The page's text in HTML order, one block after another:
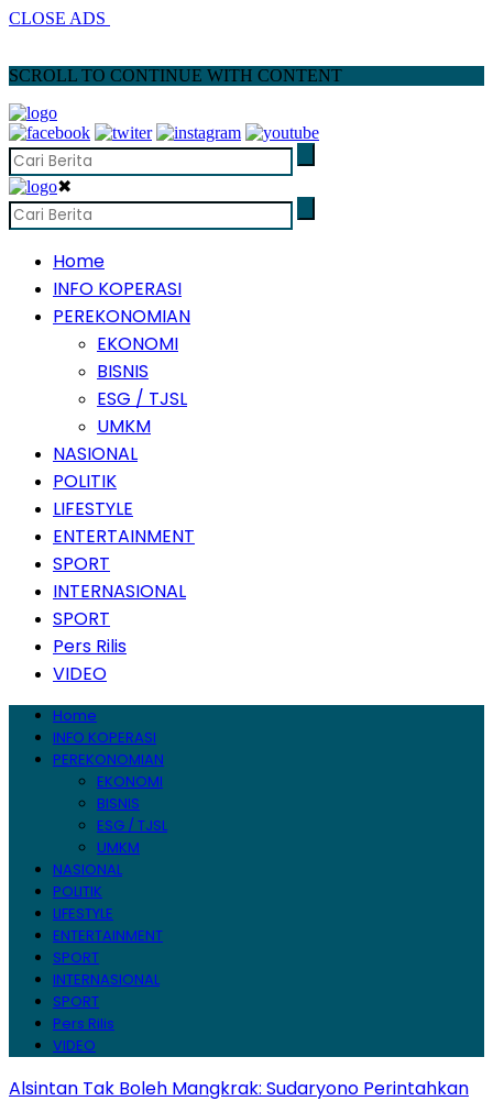
CLOSE ADS
SCROLL TO CONTINUE WITH CONTENT
✖
Home
INFO KOPERASI
PEREKONOMIAN
EKONOMI
BISNIS
ESG / TJSL
UMKM
NASIONAL
POLITIK
LIFESTYLE
ENTERTAINMENT
SPORT
INTERNASIONAL
SPORT
Pers Rilis
VIDEO
Home
INFO KOPERASI
PEREKONOMIAN
EKONOMI
BISNIS
ESG / TJSL
UMKM
NASIONAL
POLITIK
LIFESTYLE
ENTERTAINMENT
SPORT
INTERNASIONAL
SPORT
Pers Rilis
VIDEO
Alsintan Tak Boleh Mangkrak: Sudaryono Perintahkan